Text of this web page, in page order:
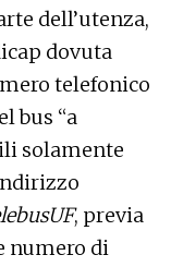
dell’utenza,
dovuta
telefonico
bus “a
solamente
, previa
numero di